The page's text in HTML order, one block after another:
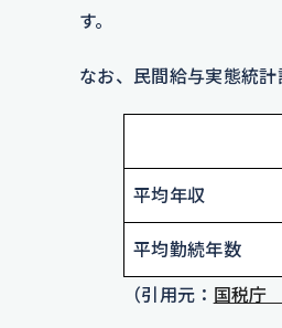
す。
なお、民間給与実態統
平均年収
平均勤続年数
（引用元： 国税庁